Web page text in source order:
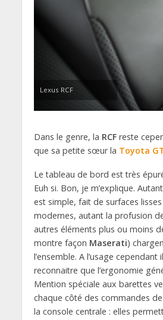
Lexus RCF
Dans le genre, la RCFreste
que sa petite sœur la Toyota
Le tableau de bord est très
Euh si. Bon, je m’explique.
est simple, fait de surfaces
modernes, autant la profusion
autres éléments plus ou moins
montre façon Maserati)
l’ensemble. A l’usage cependant
reconnaitre que l’ergonomie
Mention spéciale aux barettes
chaque côté des commandes
la console centrale : elles